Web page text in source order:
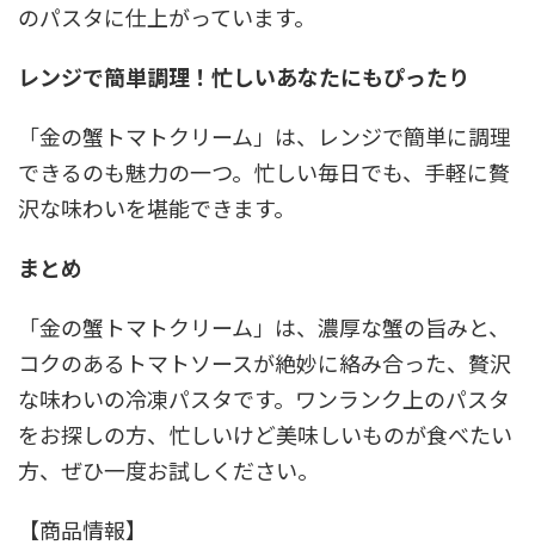
のパスタに仕上がっています。
レンジで簡単調理！忙しいあなたにもぴったり
「金の蟹トマトクリーム」は、レンジで簡単に調理
できるのも魅力の一つ。忙しい毎日でも、手軽に贅
沢な味わいを堪能できます。
まとめ
「金の蟹トマトクリーム」は、濃厚な蟹の旨みと、
コクのあるトマトソースが絶妙に絡み合った、贅沢
な味わいの冷凍パスタです。ワンランク上のパスタ
をお探しの方、忙しいけど美味しいものが食べたい
方、ぜひ一度お試しください。
【商品情報】